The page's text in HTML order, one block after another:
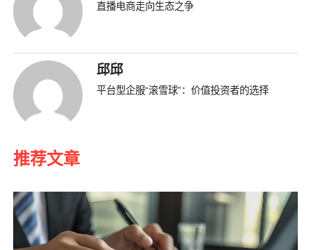
直播电商走向生态之争
邱邱
平台型企服“滚雪球”：价值投资者的选择
推荐文章